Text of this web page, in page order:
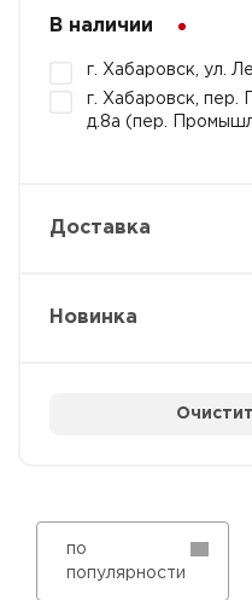
В наличии
г. Хабаровск, ул.
г. Хабаровск, пер.
д.8а (пер.
Доставка
Новинка
по
популярности